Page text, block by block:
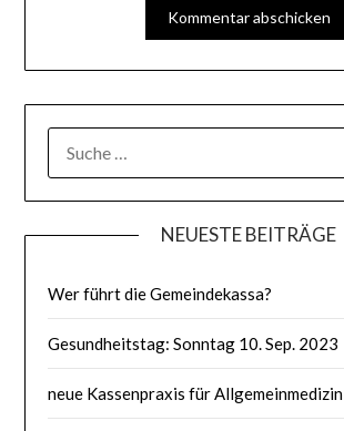
NACH:
NEUESTE BEITRÄGE
Wer führt die Gemeindekassa?
Gesundheitstag: Sonntag 10. Sep. 2023
neue Kassenpraxis für Allgemeinmedizin